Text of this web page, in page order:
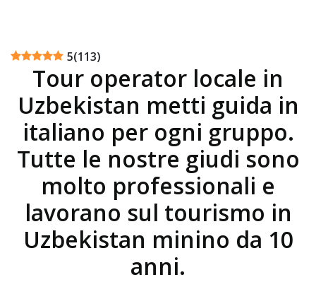
5(113)
Tour operator locale in
Uzbekistan metti guida in
italiano per ogni gruppo.
Tutte le nostre giudi sono
molto professionali e
lavorano sul tourismo in
Uzbekistan minino da 10
anni.